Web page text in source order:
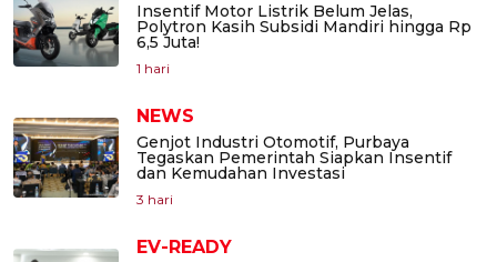
Insentif Motor Listrik Belum Jelas,
Polytron Kasih Subsidi Mandiri hingga Rp
6,5 Juta!
1 hari
NEWS
Genjot Industri Otomotif, Purbaya
Tegaskan Pemerintah Siapkan Insentif
dan Kemudahan Investasi
3 hari
EV-READY